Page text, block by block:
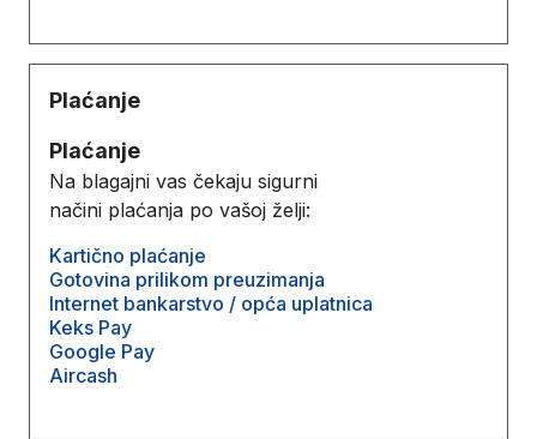
Plaćanje
Plaćanje
Na blagajni vas čekaju sigurni
načini plaćanja po vašoj želji:
Kartično plaćanje
Gotovina prilikom preuzimanja
Internet bankarstvo / opća uplatnica
Keks Pay
Google Pay
Aircash